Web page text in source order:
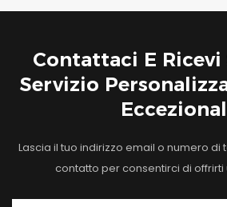
Contattaci E
Servizio
Lascia il tuo indirizzo email o numero
contatto per consentirci di offrirti